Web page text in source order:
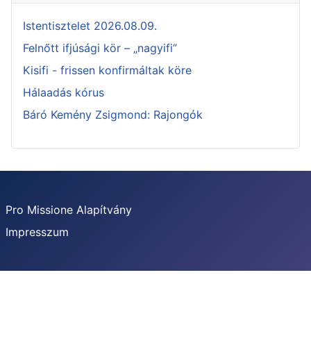
Istentisztelet 2026.08.09.
Felnőtt ifjúsági kör – „nagyifi”
Kisifi - frissen konfirmáltak köre
Hálaadás kórus
Báró Kemény Zsigmond: Rajongók
Pro Missione Alapítvány
Impresszum